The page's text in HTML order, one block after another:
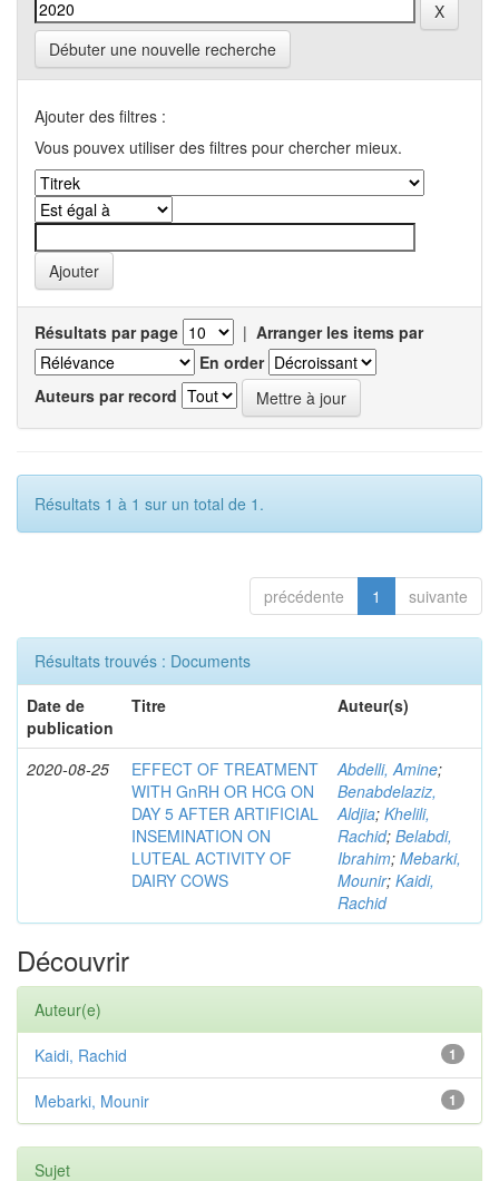
Débuter une nouvelle recherche
Ajouter des filtres :
Vous pouvex utiliser des filtres pour chercher mieux.
Résultats par page | Arranger les items par
En order
Auteurs par record
Résultats 1 à 1 sur un total de 1.
précédente 1 suivante
Résultats trouvés : Documents
Date de
publication
Titre Auteur(s)
2020-08-25
EFFECT OF TREATMENT
WITH GnRH OR HCG ON
DAY 5 AFTER ARTIFICIAL
INSEMINATION ON
LUTEAL ACTIVITY OF
DAIRY COWS
Abdelli, Amine;
Benabdelaziz,
Aldjia; Khelili,
Rachid; Belabdi,
Ibrahim; Mebarki,
Mounir; Kaidi,
Rachid
Découvrir
Auteur(e)
1
Kaidi, Rachid
1
Mebarki, Mounir
Sujet